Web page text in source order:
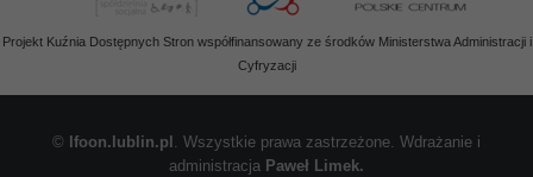
Projekt Kuźnia Dostępnych Stron współfinansowany ze środków Ministerstwa Administracji i
Cyfryzacji
© lfoon.lublin.pl . Wszystkie prawa zastrzeżone. Wdrażanie i
administracja Paweł Limek.